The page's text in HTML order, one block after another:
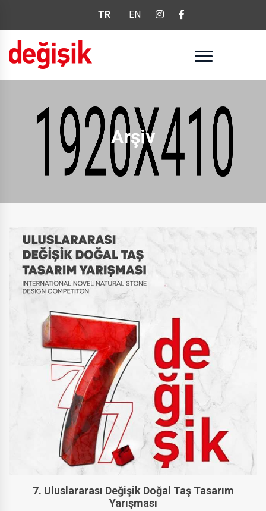
TR EN
Arşiv
7. Uluslararası Değişik Doğal Taş Tasarım
Yarışması